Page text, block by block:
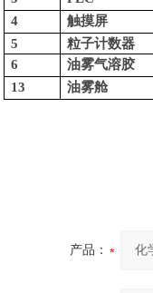
4
触摸屏
5
粒子计数器
6
油雾气溶胶
13
油雾舱
产品：